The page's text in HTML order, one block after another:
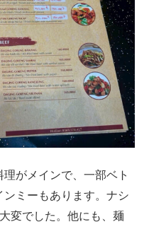
がメインで、一部ベト
ミーもあります。ナシ
変でした。他にも、麺